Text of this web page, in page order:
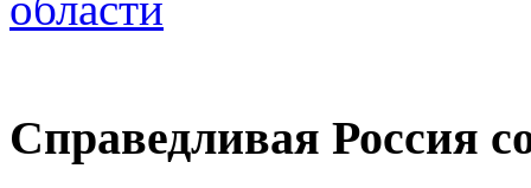
Справедливая Россия